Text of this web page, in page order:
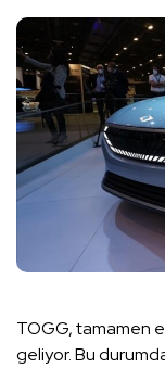
TOGG, tamamen
geliyor. Bu